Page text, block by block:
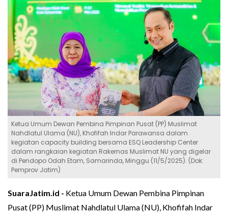
Ketua Umum Dewan Pembina Pimpinan Pusat (PP) Muslimat
Nahdlatul Ulama (NU), Khofifah Indar Parawansa dalam
kegiatan capacity building bersama ESQ Leadership Center
dalam rangkaian kegiatan Rakernas Muslimat NU yang digelar
di Pendopo Odah Etam, Samarinda, Minggu (11/5/2025). (Dok:
Pemprov Jatim)
SuaraJatim.id - Ketua Umum Dewan Pembina Pimpinan
Pusat (PP) Muslimat Nahdlatul Ulama (NU), Khofifah Indar